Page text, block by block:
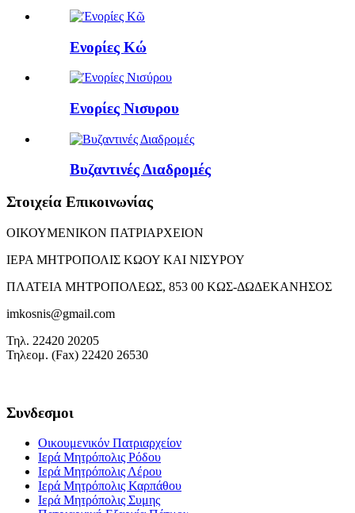
Ενορίες Κώ
Ενορίες Νισυρου
Βυζαντινές Διαδρομές
Στοιχεία Επικοινωνίας
ΟΙΚΟΥΜΕΝΙΚΟΝ ΠΑΤΡΙΑΡΧΕΙΟΝ
ΙΕΡΑ ΜΗΤΡΟΠΟΛΙΣ ΚΩΟΥ ΚΑΙ ΝΙΣΥΡΟΥ
ΠΛΑΤΕΙΑ ΜΗΤΡΟΠΟΛΕΩΣ, 853 00 ΚΩΣ-ΔΩΔΕΚΑΝΗΣΟΣ
imkosnis@gmail.com
Τηλ. 22420 20205
Τηλεομ. (Fax) 22420 26530
Συνδεσμοι
Οικουμενικόν Πατριαρχείον
Ιερά Μητρόπολις Ρόδου
Ιερά Μητρόπολις Λέρου
Ιερά Μητρόπολις Καρπάθου
Ιερά Μητρόπολις Συμης